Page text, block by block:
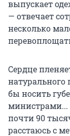
выпускает
— отвечает
несколько
Сердце
натурального
бы носить
министрами...
почти 90
расстаюсь с